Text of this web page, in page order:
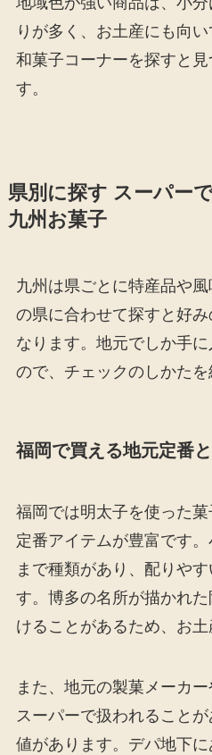
りが多く、お土産にも向
和菓子コーナーを探すと
す。
県別に探す スーパー
九州お菓子
九州は県ごとに特産品や
の県に合わせて探すと好
なります。地元でしか手
ので、チェックのしかたを
福岡で買える地元定番
福岡では明太子を使った
定番アイテムが豊富です
まで種類があり、配りや
す。博多の名所が描かれ
けることがあるため、お土
また、地元の製菓メーカ
スーパーで扱われること
値があります。デパ地下